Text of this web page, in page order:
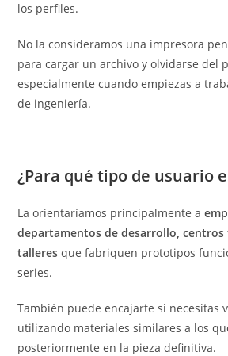
los perfiles.
No la consideramos una impresora
para cargar un archivo y olvidarse del
especialmente cuando empiezas a
de ingeniería.
¿Para qué tipo de usuario
La orientaríamos principalmente a
departamentos de desarrollo, centros
talleres que fabriquen prototipos
series.
También puede encajarte si necesitas
utilizando materiales similares a los
posteriormente en la pieza definitiva.